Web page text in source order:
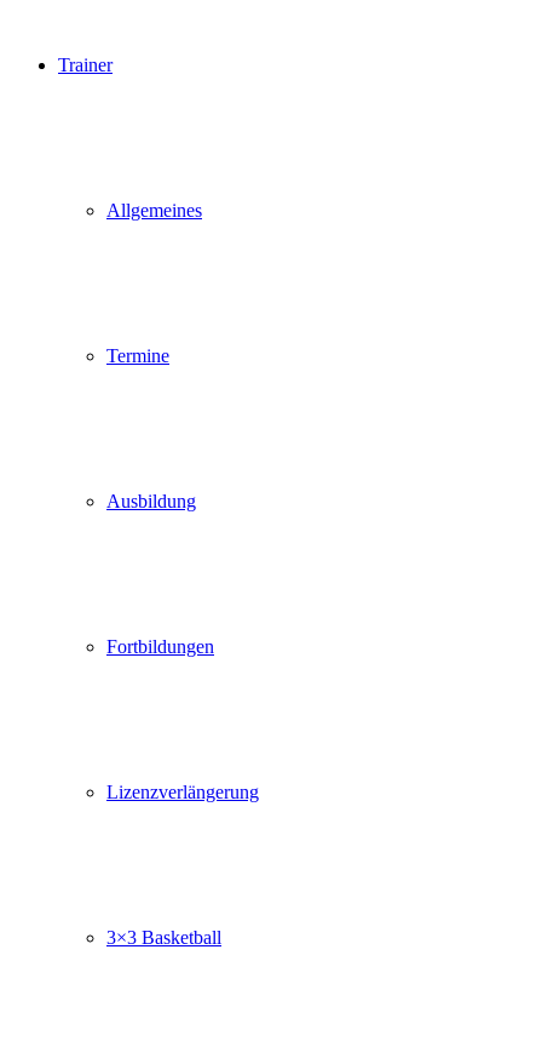
Trainer
Allgemeines
Termine
Ausbildung
Fortbildungen
Lizenzverlängerung
3×3 Basketball